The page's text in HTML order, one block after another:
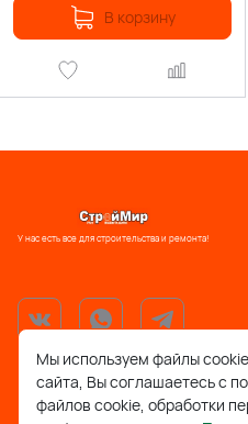
В корзину
У нас есть все для строительства и ремонта!
support@stroymir48.ru
Мы используем файлы
сайта, Вы соглашаетесь с
файлов cookie, обработки